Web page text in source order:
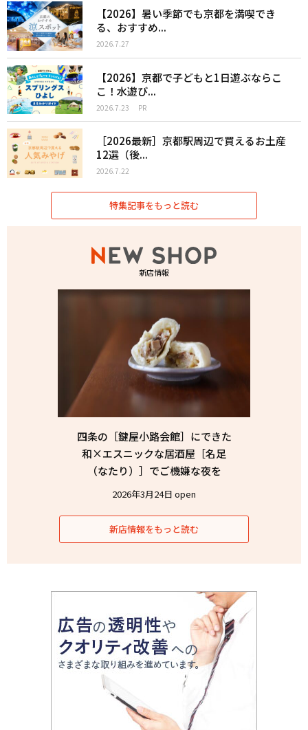
【2026】暑い季節でも京都を満喫でき
る、おすすめ...
2026.7.27
【2026】京都で子どもと1日遊ぶならこ
こ！水遊び...
2026.7.23 PR
［2026最新］京都駅周辺で買えるお土産
12選（後...
2026.7.22
特集記事をもっと読む
新店情報
四条の［鍵屋小路会館］にできた
和×エスニックな居酒屋［名足
（なたり）］でご機嫌な夜を
2026年3月24日 open
新店情報をもっと読む